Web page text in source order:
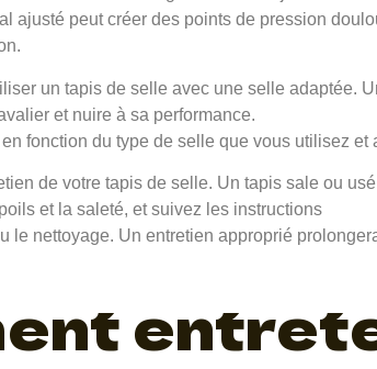
ajusté peut créer des points de pression
un tapis de selle avec une selle
et nuire à sa performance.
fonction du type de selle que vous utilisez et
de votre tapis de selle. Un tapis sale ou
et la saleté, et suivez les instructions
le nettoyage. Un entretien approprié